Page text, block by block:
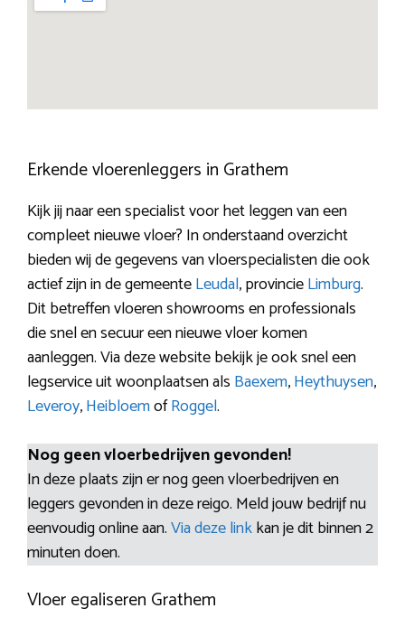
Erkende vloerenleggers in Grathem
Kijk jij naar een specialist voor het leggen van een
compleet nieuwe vloer? In onderstaand overzicht
bieden wij de gegevens van vloerspecialisten die ook
actief zijn in de gemeenteLeudal, provincieLimburg.
Dit betreffen vloeren showrooms en professionals
die snel en secuur een nieuwe vloer komen
aanleggen. Via deze website bekijk je ook snel een
legservice uit woonplaatsen als Baexem,Heythuysen,
Leveroy,HeibloemofRoggel.
Nog geen vloerbedrijven gevonden!
In deze plaats zijn er nog geen vloerbedrijven en
leggers gevonden in deze reigo. Meld jouw bedrijf nu
eenvoudig online aan.Via deze linkkan je dit binnen 2
minuten doen.
Vloer egaliseren Grathem